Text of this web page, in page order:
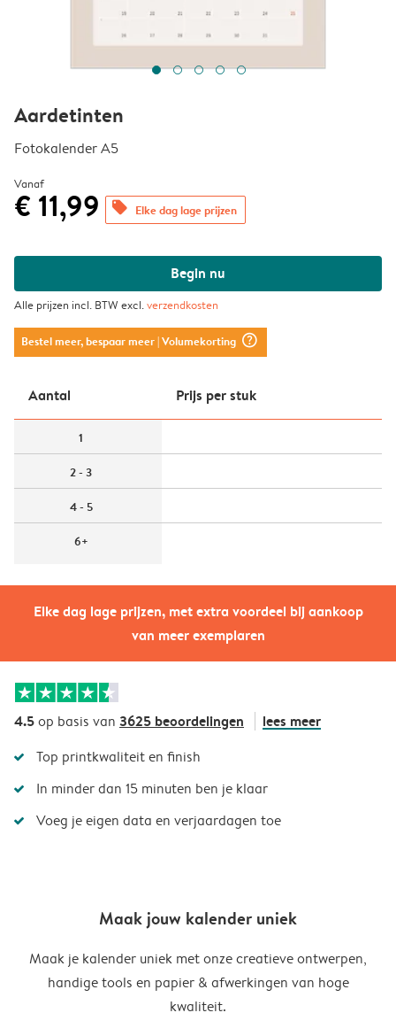
Elke dag lage prijzen, met extra voordeel bij aankoop
van meer exemplaren
Aardetinten
Fotokalender A5
Vanaf
€ 11,99 offers Elke dag lage prijzen
Begin nu
Alle prijzen incl. BTW excl.verzendkosten
Bestel meer, bespaar meer| Volumekorting question_mark_circle
Aantal Prijs per stuk
1
2 - 3
4 - 5
6+
4.5op basis van 3625 beoordelingen lees meer
Top printkwaliteit en finish
In minder dan 15 minuten ben je klaar
Voeg je eigen data en verjaardagen toe
Maak jouw kalender uniek
Maak je kalender uniek met onze creatieve ontwerpen,
handige tools en papier & afwerkingen van hoge
kwaliteit.